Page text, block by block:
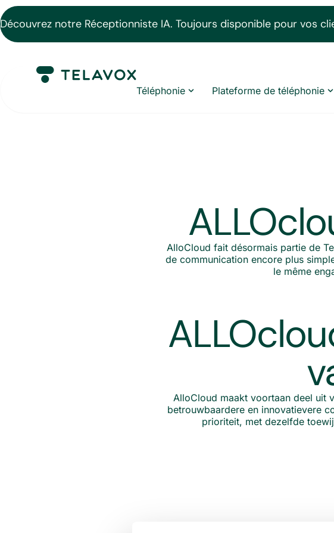
Découvrez notre Réceptionniste IA. Toujours disponible pour vos
Téléphonie Plateforme de téléphonie
AlloCloud fait désormais partie de
de communication encore plus
le même
AlloCloud maakt voortaan deel uit
betrouwbaardere en innovatievere
prioriteit, met dezelfde